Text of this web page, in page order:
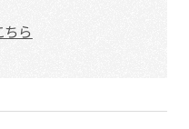
ちら